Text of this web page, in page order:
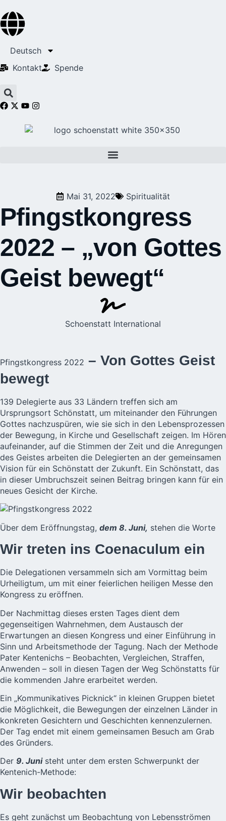
Deutsch
Kontakt
Spende
Mai 31, 2022 Spiritualität
Pfingstkongress
2022 – „von Gottes
Geist bewegt“
Schoenstatt International
Pfingstkongress 2022 – Von Gottes Geist
bewegt
139 Delegierte aus 33 Ländern treffen sich am
Ursprungsort Schönstatt, um miteinander den Führungen
Gottes nachzuspüren, wie sie sich in den Lebensprozessen
der Bewegung, in Kirche und Gesellschaft zeigen. Im Hören
aufeinander, auf die Stimmen der Zeit und die Anregungen
des Geistes arbeiten die Delegierten an der gemeinsamen
Vision für ein Schönstatt der Zukunft. Ein Schönstatt, das
in dieser Umbruchszeit seinen Beitrag bringen kann für ein
neues Gesicht der Kirche.
Über dem Eröffnungstag, dem 8. Juni, stehen die Worte
Wir treten ins Coenaculum ein
Die Delegationen versammeln sich am Vormittag beim
Urheiligtum, um mit einer feierlichen heiligen Messe den
Kongress zu eröffnen.
Der Nachmittag dieses ersten Tages dient dem
gegenseitigen Wahrnehmen, dem Austausch der
Erwartungen an diesen Kongress und einer Einführung in
Sinn und Arbeitsmethode der Tagung. Nach der Methode
Pater Kentenichs – Beobachten, Vergleichen, Straffen,
Anwenden – soll in diesen Tagen der Weg Schönstatts für
die kommenden Jahre erarbeitet werden.
Ein „Kommunikatives Picknick“ in kleinen Gruppen bietet
die Möglichkeit, die Bewegungen der einzelnen Länder in
konkreten Gesichtern und Geschichten kennenzulernen.
Der Tag endet mit einem gemeinsamen Besuch am Grab
des Gründers.
Der 9. Junisteht unter dem ersten Schwerpunkt der
Kentenich-Methode:
Wir beobachten
Es geht zunächst um Beobachtung von Lebensströmen